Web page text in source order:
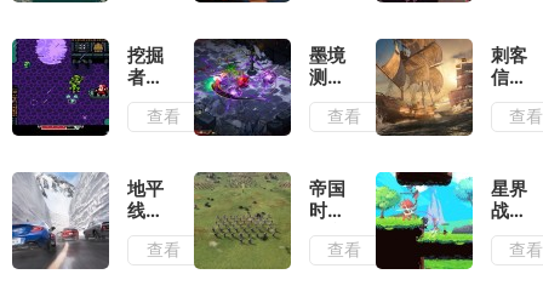
优点
可言
准则
就是
不意
间穿
梭找
适的
位置
挖掘
者米
娜测
评：
复古
滤镜
查看
墨境
测
评：
墨宝
提供
非常
构筑
流派
查看
刺客
信条
黑旗
记忆
评：
大体
不变
的情
查看
地平
线6
测
评：
查看
帝国
时代
4岳
飞传
查看
星界
战士
测
评：
查看